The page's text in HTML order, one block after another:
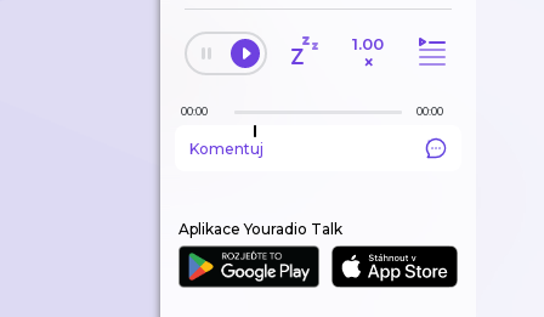
1.00
×
00:00 00:00
Komentuj
Aplikace Youradio Talk